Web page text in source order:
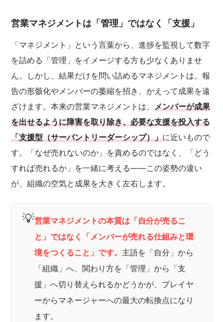
営業マネジメントは「管理」ではなく「支援」
「マネジメント」という言葉から、進捗を監視して数字
を詰める「管理」をイメージする方も少なくありませ
ん。しかし、結果だけを問い詰めるマネジメントは、報
告の形骸化やメンバーの萎縮を招き、かえって成果を遠
ざけます。本来の営業マネジメントは、メンバーが成果
を出せるように障害を取り除き、必要な支援を投入する
「支援型（サーバントリーダーシップ）」に近いもので
す。「なぜ売れないのか」を責めるのではなく、「どう
すれば売れるか」を一緒に考える——この姿勢の違い
が、組織の空気と成果を大きく左右します。
💡営業マネジメントの本質は「自分が売るこ
と」ではなく「メンバーが売れる仕組みと環
境をつくること」です。 主語を「自分」から
「組織」へ、関わり方を「管理」から「支
援」へ切り替えられるかどうかが、プレイヤ
ーからマネージャーへの最大の転換点になり
ます。